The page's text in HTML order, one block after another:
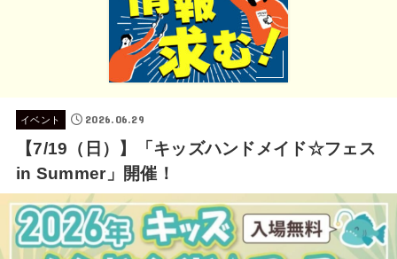
イベント 2026.06.29
【7/19（日）】「キッズハンドメイド☆フェス
in Summer」開催！